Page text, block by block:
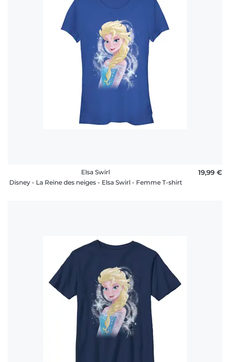
Elsa Swirl
Disney - La Reine des neiges - Elsa Swirl - Femme T-shirt
19,99 €